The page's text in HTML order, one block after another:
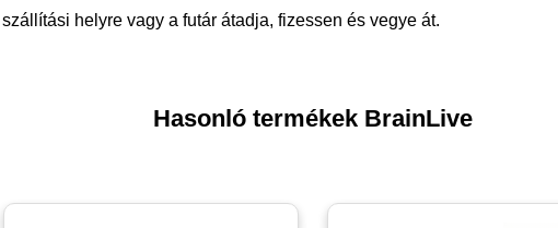
helyre vagy a futár átadja, fizessen és vegye át.
Hasonló termékek BrainLive